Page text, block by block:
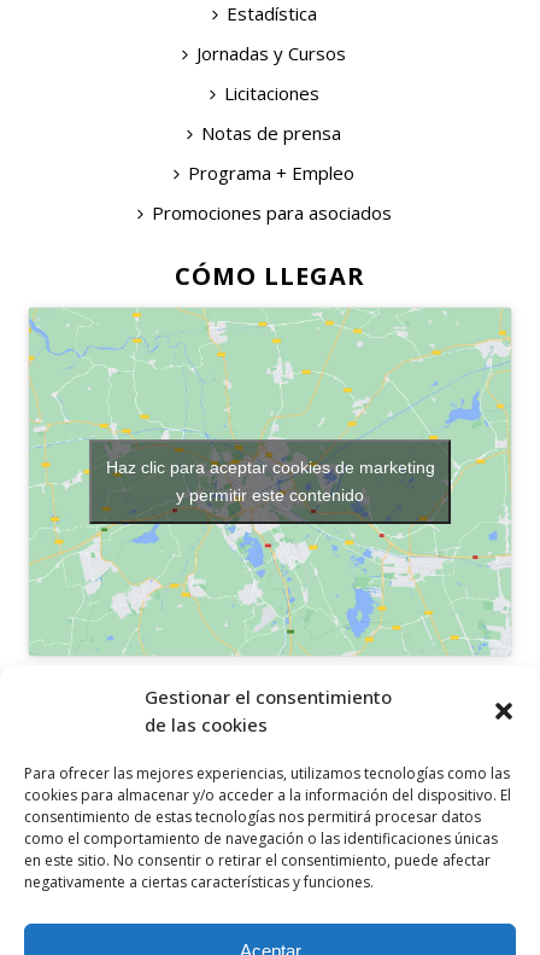
Gestionar el consentimiento
de las cookies
Para ofrecer las mejores experiencias, utilizamos tecnologías como las
cookies para almacenar y/o acceder a la información del dispositivo. El
consentimiento de estas tecnologías nos permitirá procesar datos
como el comportamiento de navegación o las identificaciones únicas
en este sitio. No consentir o retirar el consentimiento, puede afectar
negativamente a ciertas características y funciones.
Aceptar
Estadística
Jornadas y Cursos
Licitaciones
Notas de prensa
Programa + Empleo
Promociones para asociados
CÓMO LLEGAR
Haz clic para aceptar cookies de marketing
y permitir este contenido
OTROS ENLACES
Política de cookies
Aviso legal
Canal ético
SÍGUENOS EN